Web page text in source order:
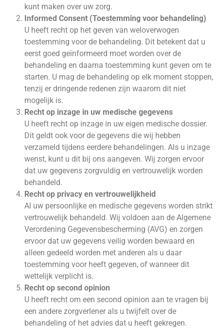
kunt maken over uw zorg.
Informed Consent (Toestemming voor behandeling)
U heeft recht op het geven van weloverwogen
toestemming voor de behandeling. Dit betekent dat u
eerst goed geïnformeerd moet worden over de
behandeling en daarna toestemming kunt geven om te
starten. U mag de behandeling op elk moment stoppen,
tenzij er dringende redenen zijn waarom dit niet
mogelijk is.
Recht op inzage in uw medische gegevens
U heeft recht op inzage in uw eigen medische dossier.
Dit geldt ook voor de gegevens die wij hebben
verzameld tijdens eerdere behandelingen. Als u inzage
wenst, kunt u dit bij ons aangeven. Wij zorgen ervoor
dat uw gegevens zorgvuldig en vertrouwelijk worden
behandeld.
Recht op privacy en vertrouwelijkheid
Al uw persoonlijke en medische gegevens worden strikt
vertrouwelijk behandeld. Wij voldoen aan de Algemene
Verordening Gegevensbescherming (AVG) en zorgen
ervoor dat uw gegevens veilig worden bewaard en
alleen gedeeld worden met anderen als u daar
toestemming voor heeft gegeven, of wanneer dit
wettelijk verplicht is.
Recht op second opinion
U heeft recht om een second opinion aan te vragen bij
een andere zorgverlener als u twijfelt over de
behandeling of het advies dat u heeft gekregen.